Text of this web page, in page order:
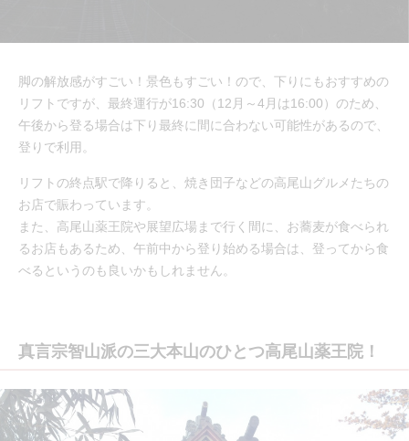
脚の解放感がすごい！景色もすごい！ので、下りにもおすすめの
リフトですが、最終運行が16:30（12月～4月は16:00）のため、
午後から登る場合は下り最終に間に合わない可能性があるので、
登りで利用。
リフトの終点駅で降りると、焼き団子などの高尾山グルメたちの
お店で賑わっています。
また、高尾山薬王院や展望広場まで行く間に、お蕎麦が食べられ
るお店もあるため、午前中から登り始める場合は、登ってから食
べるというのも良いかもしれません。
真言宗智山派の三大本山のひとつ高尾山薬王院！